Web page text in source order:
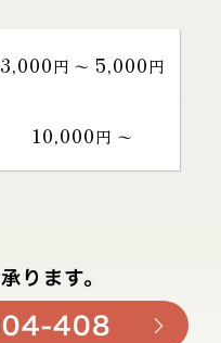
3,000円 〜 5,000円
10,000円 〜